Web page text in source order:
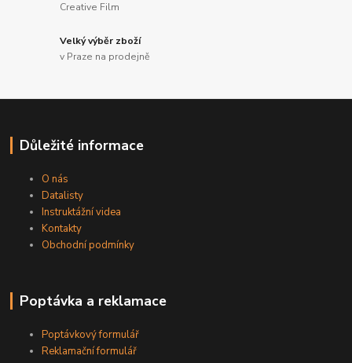
Creative Film
Velký výběr zboží
v Praze na prodejně
Důležité informace
O nás
Datalisty
Instruktážní videa
Kontakty
Obchodní podmínky
Poptávka a reklamace
Poptávkový formulář
Reklamační formulář